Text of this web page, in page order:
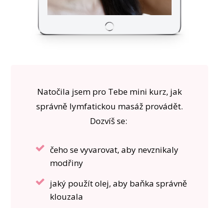
Natočila jsem pro Tebe mini kurz, jak
správně lymfatickou masáž provádět.
Dozvíš se:
čeho se vyvarovat, aby nevznikaly
modřiny
jaký použít olej, aby baňka správně
klouzala